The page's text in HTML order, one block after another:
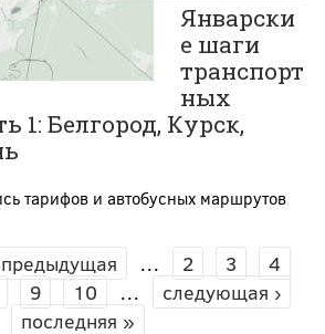
Январски
е шаги
транспорт
ных
1: Белгород, Курск,
тарифов и автобусных маршрутов
предыдущая … 2 3
4
9 10 …
следующая ›
последняя »